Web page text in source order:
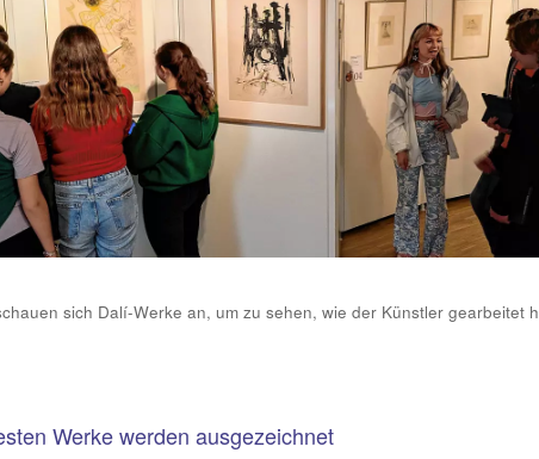
sich Dalí-Werke an, um zu sehen, wie der Künstler gearbeitet
Werke werden ausgezeichnet